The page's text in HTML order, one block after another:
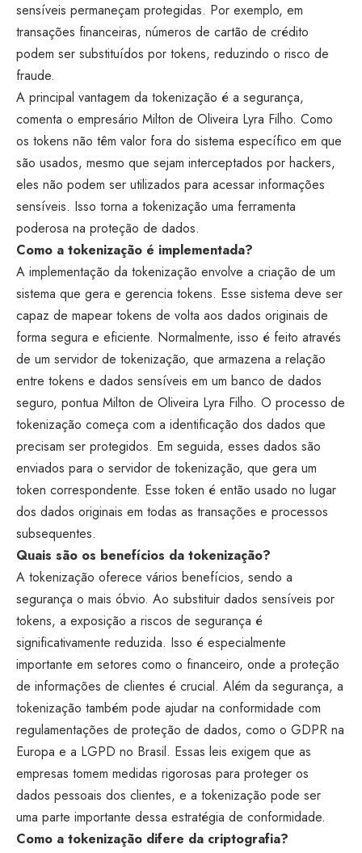
sensíveis permaneçam protegidas. Por exemplo, em
transações financeiras, números de cartão de crédito
podem ser substituídos por tokens, reduzindo o risco de
fraude.
A principal vantagem da tokenização é a segurança,
comenta o empresário Milton de Oliveira Lyra Filho. Como
os tokens não têm valor fora do sistema específico em que
são usados, mesmo que sejam interceptados por hackers,
eles não podem ser utilizados para acessar informações
sensíveis. Isso torna a tokenização uma ferramenta
poderosa na proteção de dados.
Como a tokenização é implementada?
A implementação da tokenização envolve a criação de um
sistema que gera e gerencia tokens. Esse sistema deve ser
capaz de mapear tokens de volta aos dados originais de
forma segura e eficiente. Normalmente, isso é feito através
de um servidor de tokenização, que armazena a relação
entre tokens e dados sensíveis em um banco de dados
seguro, pontua Milton de Oliveira Lyra Filho. O processo de
tokenização começa com a identificação dos dados que
precisam ser protegidos. Em seguida, esses dados são
enviados para o servidor de tokenização, que gera um
token correspondente. Esse token é então usado no lugar
dos dados originais em todas as transações e processos
subsequentes.
Quais são os benefícios da tokenização?
A tokenização oferece vários benefícios, sendo a
segurança o mais óbvio. Ao substituir dados sensíveis por
tokens, a exposição a riscos de segurança é
significativamente reduzida. Isso é especialmente
importante em setores como o financeiro, onde a proteção
de informações de clientes é crucial. Além da segurança, a
tokenização também pode ajudar na conformidade com
regulamentações de proteção de dados, como o GDPR na
Europa e a LGPD no Brasil. Essas leis exigem que as
empresas tomem medidas rigorosas para proteger os
dados pessoais dos clientes, e a tokenização pode ser
uma parte importante dessa estratégia de conformidade.
Como a tokenização difere da criptografia?